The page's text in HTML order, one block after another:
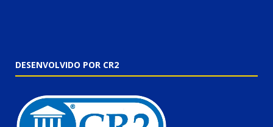
DESENVOLVIDO POR CR2